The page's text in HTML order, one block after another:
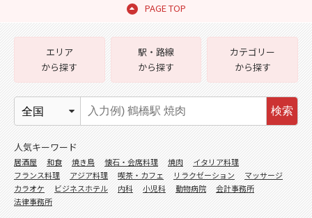
PAGE TOP
エリア
から探す
駅・路線
から探す
カテゴリー
から探す
検索
人気キーワード
居酒屋 和食 焼き鳥 懐石・会席料理 焼肉
イタリア料理
フランス料理
アジア料理 喫茶・カフェ リラクゼーション
マッサージ
カラオケ
ビジネスホテル 内科 小児科 動物病院
会計事務所
法律事務所